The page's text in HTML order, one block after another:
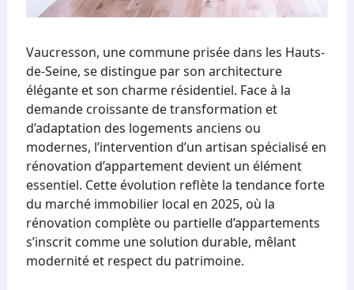
Vaucresson, une commune prisée dans les Hauts-
de-Seine, se distingue par son architecture
élégante et son charme résidentiel. Face à la
demande croissante de transformation et
d’adaptation des logements anciens ou
modernes, l’intervention d’un artisan spécialisé en
rénovation d’appartement devient un élément
essentiel. Cette évolution reflète la tendance forte
du marché immobilier local en 2025, où la
rénovation complète ou partielle d’appartements
s’inscrit comme une solution durable, mêlant
modernité et respect du patrimoine.